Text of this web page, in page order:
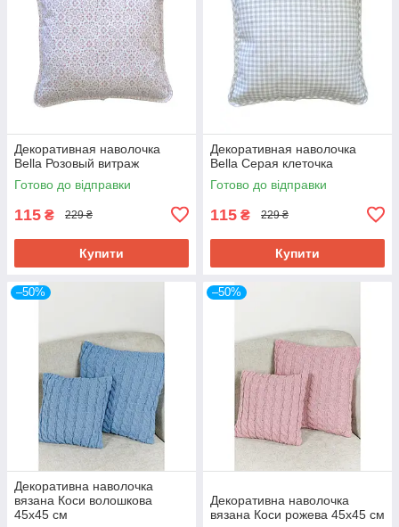
Декоративная наволочка
Bella Розовый витраж
Готово до відправки
115 ₴ 229 ₴
Купити
Декоративная наволочка
Bella Серая клеточка
Готово до відправки
115 ₴ 229 ₴
Купити
–50%
Декоративна наволочка
вязана Коси волошкова
45х45 см
–50%
Декоративна наволочка
вязана Коси рожева 45х45 см